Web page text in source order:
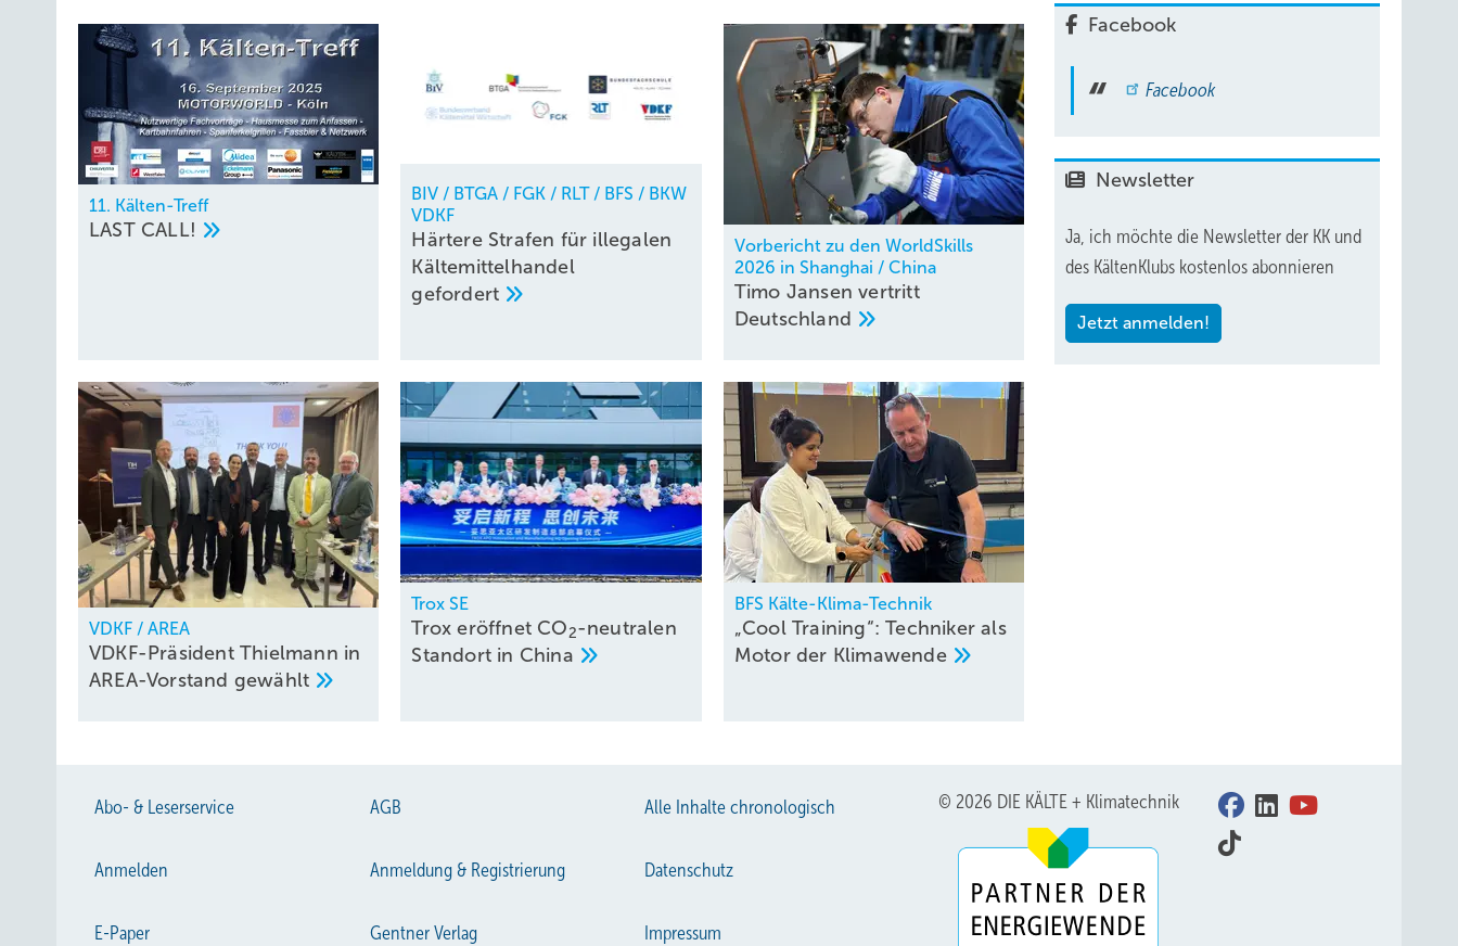
11. Kälten-Treff
LAST CALL!
BIV / BTGA / FGK / RLT / BFS / BKW
VDKF
Härtere Strafen für illegalen
Kältemittelhandel
gefordert
Vorbericht zu den WorldSkills
2026 in Shanghai / China
Timo Jansen vertritt
Deutschland
VDKF / AREA
VDKF-Präsident Thielmann in
AREA-Vorstand gewählt
Trox SE
Trox eröffnet CO2-neutralen
Stand­ort in China
BFS Kälte-Klima-Technik
„Cool Training“: Techniker als
Motor der Klimawende
Facebook
Facebook
Newsletter
Ja, ich möchte die Newsletter der KK und
des KältenKlubs kostenlos abonnieren
Jetzt anmelden!
Abo- & Leserservice AGB Alle Inhalte chronologisch
Anmelden Anmeldung & Registrierung Datenschutz
E-Paper Gentner Verlag Impressum
© 2026 DIE KÄLTE + Klimatechnik